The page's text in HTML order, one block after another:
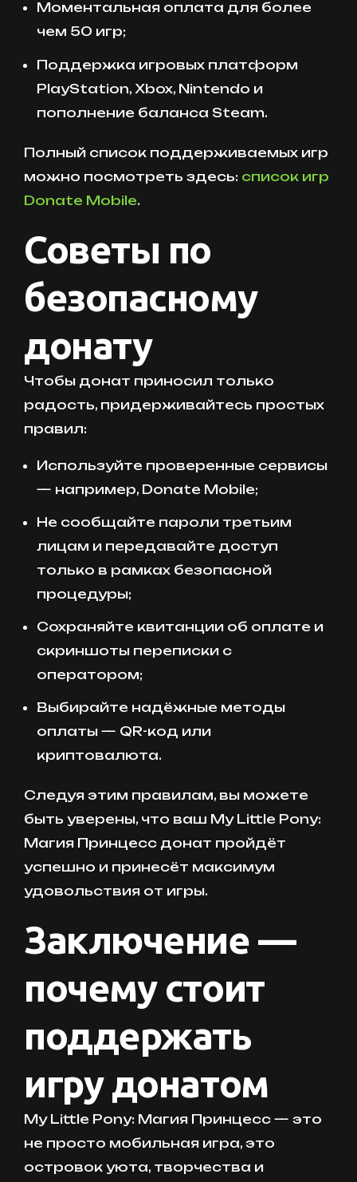
Моментальная оплата для более
чем 50 игр;
Поддержка игровых платформ
PlayStation, Xbox, Nintendo и
пополнение баланса Steam.
Полный список поддерживаемых игр
можно посмотреть здесь: список игр
Donate Mobile.
Советы по
безопасному
донату
Чтобы донат приносил только
радость, придерживайтесь простых
правил:
Используйте проверенные сервисы
— например, Donate Mobile;
Не сообщайте пароли третьим
лицам и передавайте доступ
только в рамках безопасной
процедуры;
Сохраняйте квитанции об оплате и
скриншоты переписки с
оператором;
Выбирайте надёжные методы
оплаты — QR-код или
криптовалюта.
Следуя этим правилам, вы можете
быть уверены, что ваш My Little Pony:
Магия Принцесс донат пройдёт
успешно и принесёт максимум
удовольствия от игры.
Заключение —
почему стоит
поддержать
игру донатом
My Little Pony: Магия Принцесс — это
не просто мобильная игра, это
островок уюта, творчества и